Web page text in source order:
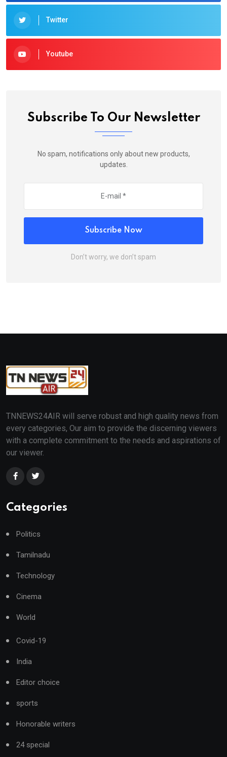
Twitter
Youtube
Subscribe To Our Newsletter
No spam, notifications only about new products,
updates.
Subscribe Now
Don’t worry, we don’t spam
TNNEWS24AIR will serve robust and high quality news from
every categories, Our aim to provide the discerning viewers
with a complete commitment to the needs and aspirations of
our viewer.
Categories
Politics
Tamilnadu
Technology
Cinema
World
Covid-19
India
Editor choice
sports
Honorable writers
24 special